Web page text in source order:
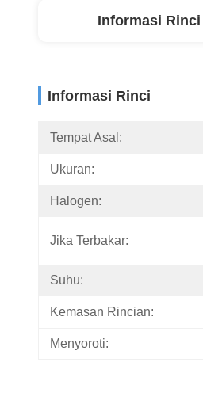
Informasi Rinci
Informasi Rinci
Tempat Asal:
Ukuran:
Halogen:
Jika Terbakar:
Suhu:
Kemasan Rincian:
Menyoroti: